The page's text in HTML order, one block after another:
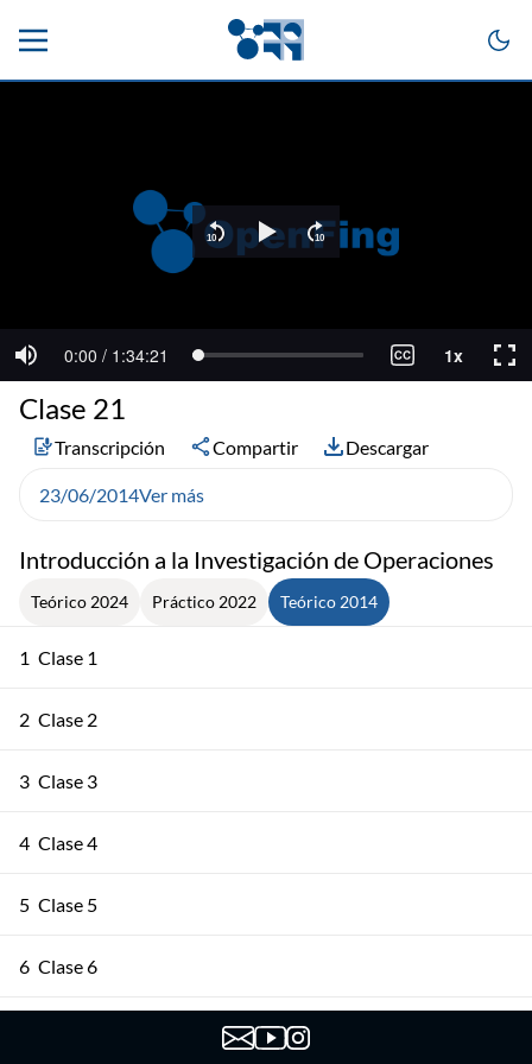
Introducción a la Investigación de Operaciones
Teórico 2024 Práctico 2022 Teórico 2014
1 Clase 1
2 Clase 2
3 Clase 3
4 Clase 4
5 Clase 5
6 Clase 6
Clase 21
Transcripción Compartir Descargar
23/06/2014Ver más